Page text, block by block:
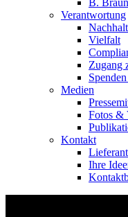
B.
Verantwortung
Vielfalt
Zugang
Medien
Fotos &
Kontakt
Ihre